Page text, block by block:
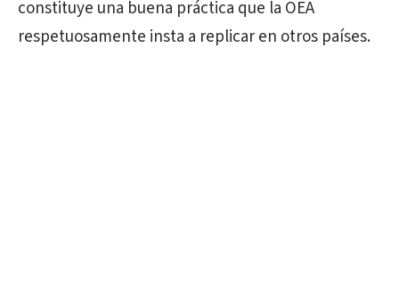
constituye una buena práctica que la OEA
respetuosamente insta a replicar en otros países.